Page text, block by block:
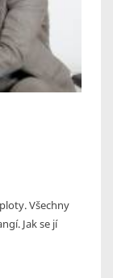
Všechny
Jak se jí